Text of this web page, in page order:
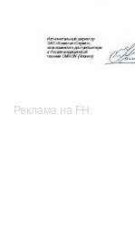
Реклама на FH: